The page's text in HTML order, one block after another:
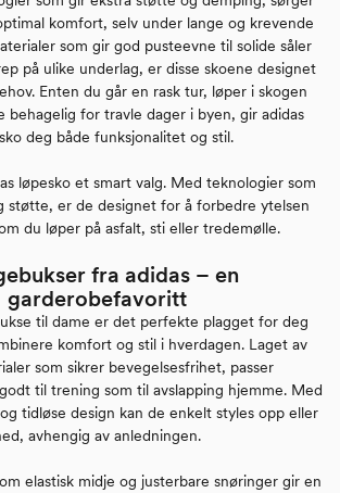
komfort, selv under lange og krevende
som gir god pusteevne til solide såler
på ulike underlag, er disse skoene designet
Enten du går en rask tur, løper i skogen
behagelig for travle dager i byen, gir adidas
deg både funksjonalitet og stil.
løpesko et smart valg. Med teknologier som
støtte, er de designet for å forbedre ytelsen
du løper på asfalt, sti eller tredemølle.
fra adidas – en
garderobefavoritt
til dame er det perfekte plagget for deg
komfort og stil i hverdagen. Laget av
som sikrer bevegelsesfrihet, passer
til trening som til avslapping hjemme. Med
tidløse design kan de enkelt styles opp eller
avhengig av anledningen.
elastisk midje og justerbare snøringer gir en